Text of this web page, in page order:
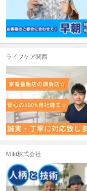
ライフケア関西
Miki株式会社